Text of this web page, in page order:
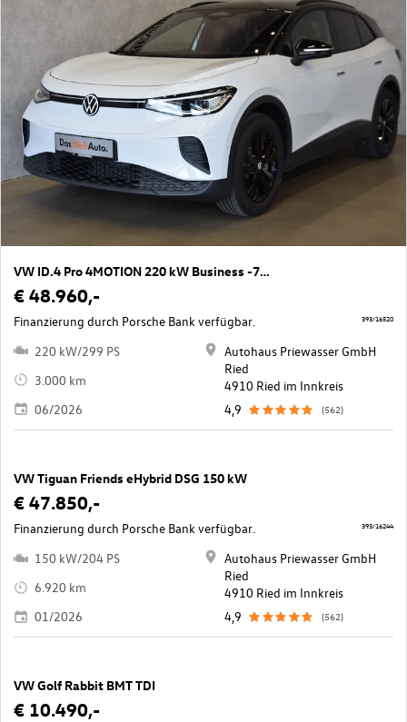
VW ID.4 Pro 4MOTION 220 kW Business -77 kWh
€ 48.960,-
Finanzierung durch Porsche Bank verfügbar.
220 kW/299 PS
3.000 km
06/2026
Autohaus Priewasser GmbH
Ried
4910 Ried im Innkreis
4,9
(562)
393/16520
VW Tiguan Friends eHybrid DSG 150 kW
€ 47.850,-
Finanzierung durch Porsche Bank verfügbar.
150 kW/204 PS
6.920 km
01/2026
Autohaus Priewasser GmbH
Ried
4910 Ried im Innkreis
4,9
(562)
393/16244
VW Golf Rabbit BMT TDI
€ 10.490,-